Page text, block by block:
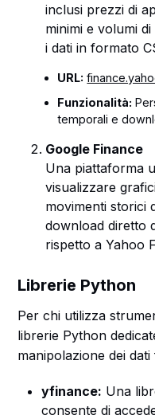
inclusi prezzi di
minimi e volumi
i dati in formato
URL:
Funzionalità:
temporali e
Google Finance
Una piattaforma
visualizzare
movimenti storici
download diretto
rispetto a Yahoo
Librerie Python
Per chi utilizza
librerie Python
manipolazione dei dati
yfinance: Una
consente di